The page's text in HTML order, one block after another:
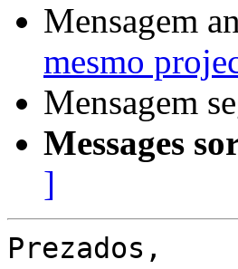
Mensagem
mesmo
Mensagem
Messages
]
Prezados,